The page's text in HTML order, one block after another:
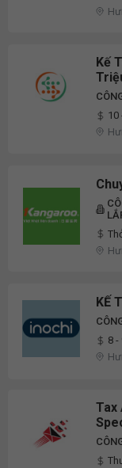
Kế
10
KẾ
8 -
Tax